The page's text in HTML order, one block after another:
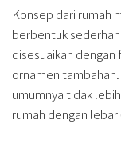
Konsep dari rumah
berbentuk
disesuaikan
ornamen
umumnya tidak
rumah dengan